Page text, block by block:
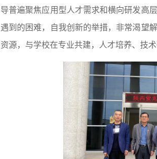
导普遍聚焦应用型人才需求和横向研发高
遇到的困难，自我创新的举措，非常渴望
资源，与学校在专业共建，人才培养、技